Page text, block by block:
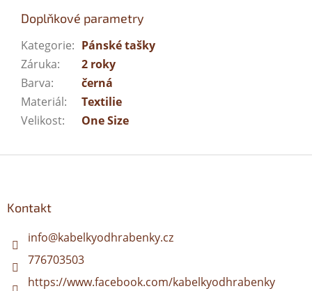
Doplňkové parametry
Kategorie: Pánské tašky
Záruka:
2 roky
Barva:
černá
Materiál:
Textilie
Velikost: One Size
Kontakt
info@kabelkyodhrabenky.cz
776703503
https://www.facebook.com/kabelkyodhrabenky